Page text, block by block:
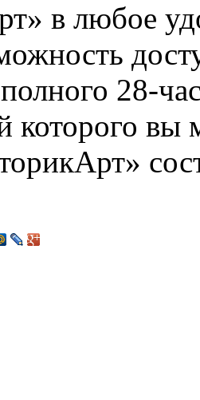
в любое
28-
которого вы